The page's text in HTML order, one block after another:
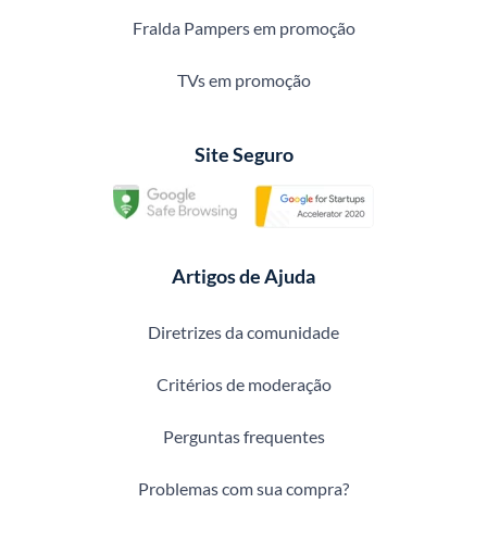
Fralda Pampers em promoção
TVs em promoção
Site Seguro
Artigos de Ajuda
Diretrizes da comunidade
Critérios de moderação
Perguntas frequentes
Problemas com sua compra?